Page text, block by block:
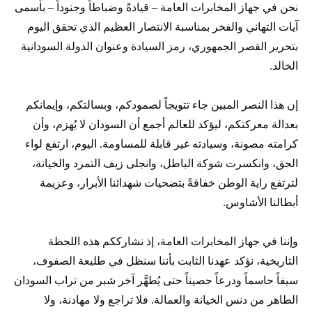
نحن في جهاز المخابرات العامة – قيادةً وضباطاً وجنوداً – بأسمى
آيات التهاني والفخر بمناسبة الانتصار العظيم الذي تحقق اليوم
بتحرير القصر الجمهوري، رمز السيادة وعنوان الدولة السودانية
الخالد.
إن هذا النصر المبين جاء تتويجاً لصمودكم، وبسالتكم، وإيمانكم
بعدالة معركتكم، ليؤكد للعالم أجمع أن السودان لا يُهزم، وأن
كرامته مصونة، وسيادته غير قابلة للمساومة. اليوم، ارتفع لواء
الحق، وانكسرت شوكة الباطل، وانجلى زيف التمرد والخيانة،
لترتفع راية الوطن خفاقةً بتضحيات شهدائنا الأبرار، وعزيمة
أبطالنا الأشاوس.
وإننا في جهاز المخابرات العامة، إذ نشارككم هذه اللحظة
التاريخية، نؤكد عهدنا الثابت بأننا سنظل في طليعة الصفوف،
سيفاً حاسماً ودرعاً حصيناً حتى يُطهَّر آخر شبر من تراب السودان
الطاهر من دنس الخيانة والعمالة. فلا تراجع ولا مهادنة، ولا